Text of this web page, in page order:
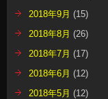
2018年9月 (15)
2018年8月 (26)
2018年7月 (17)
2018年6月 (12)
2018年5月 (12)